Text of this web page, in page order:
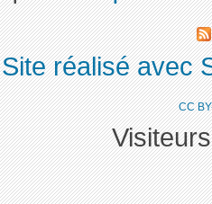
Site réalisé avec
CC